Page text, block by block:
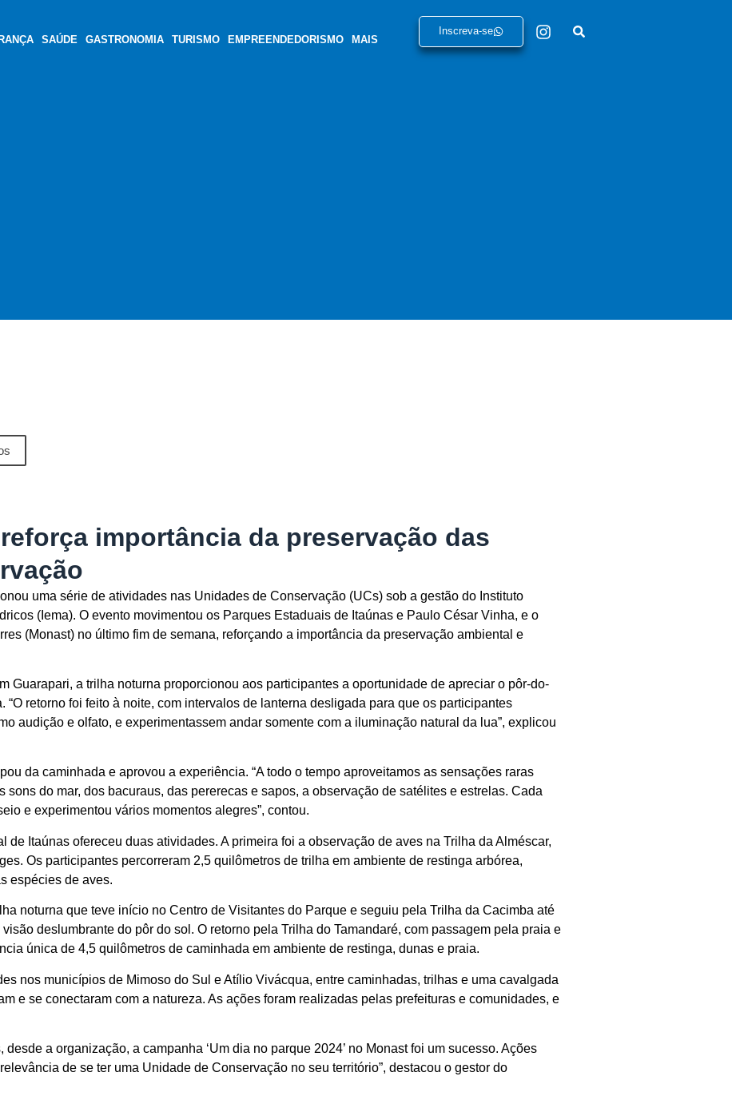
SAÚDE GASTRONOMIA TURISMO EMPREENDEDORISMO MAIS
Inscreva-se
reforça importância da preservação das
uma série de atividades nas Unidades de Conservação (UCs) sob a gestão do Instituto
(Iema). O evento movimentou os Parques Estaduais de Itaúnas e Paulo César Vinha, e o
(Monast) no último fim de semana, reforçando a importância da preservação ambiental e
Guarapari, a trilha noturna proporcionou aos participantes a oportunidade de apreciar o pôr-do-
retorno foi feito à noite, com intervalos de lanterna desligada para que os participantes
audição e olfato, e experimentassem andar somente com a iluminação natural da lua”, explicou
da caminhada e aprovou a experiência. “A todo o tempo aproveitamos as sensações raras
sons do mar, dos bacuraus, das pererecas e sapos, a observação de satélites e estrelas. Cada
e experimentou vários momentos alegres”, contou.
de Itaúnas ofereceu duas atividades. A primeira foi a observação de aves na Trilha da Alméscar,
Os participantes percorreram 2,5 quilômetros de trilha em ambiente de restinga arbórea,
espécies de aves.
noturna que teve início no Centro de Visitantes do Parque e seguiu pela Trilha da Cacimba até
deslumbrante do pôr do sol. O retorno pela Trilha do Tamandaré, com passagem pela praia e
única de 4,5 quilômetros de caminhada em ambiente de restinga, dunas e praia.
nos municípios de Mimoso do Sul e Atílio Vivácqua, entre caminhadas, trilhas e uma cavalgada
e se conectaram com a natureza. As ações foram realizadas pelas prefeituras e comunidades, e
a organização, a campanha ‘Um dia no parque 2024’ no Monast foi um sucesso. Ações
de se ter uma Unidade de Conservação no seu território”, destacou o gestor do